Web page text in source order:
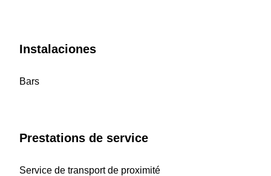
Instalaciones
Bars
Prestations de service
Service de transport de proximité